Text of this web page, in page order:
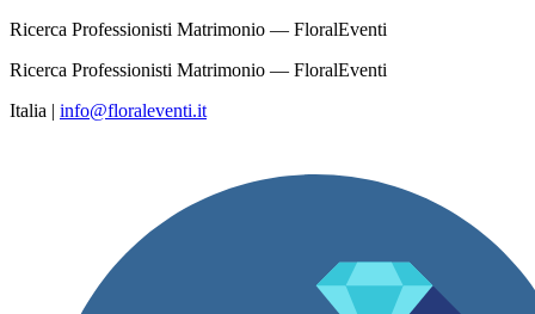
Ricerca Professionisti Matrimonio — FloralEventi
Ricerca Professionisti Matrimonio — FloralEventi
Italia | info@floraleventi.it